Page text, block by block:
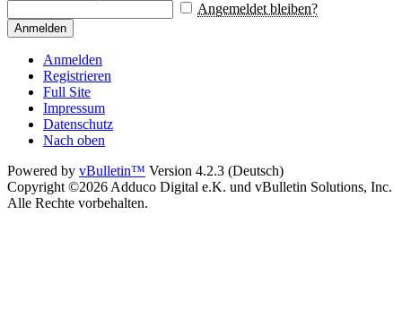
Angemeldet bleiben?
Anmelden
Anmelden
Registrieren
Full Site
Impressum
Datenschutz
Nach oben
Powered by vBulletin™ Version 4.2.3 (Deutsch)
Copyright ©2026 Adduco Digital e.K. und vBulletin Solutions, Inc.
Alle Rechte vorbehalten.